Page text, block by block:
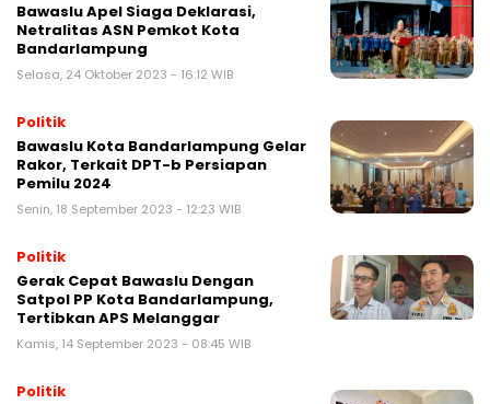
Bawaslu Apel Siaga Deklarasi,
Netralitas ASN Pemkot Kota
Bandarlampung
Selasa, 24 Oktober 2023 - 16:12 WIB
Politik
Bawaslu Kota Bandarlampung Gelar
Rakor, Terkait DPT-b Persiapan
Pemilu 2024
Senin, 18 September 2023 - 12:23 WIB
Politik
Gerak Cepat Bawaslu Dengan
Satpol PP Kota Bandarlampung,
Tertibkan APS Melanggar
Kamis, 14 September 2023 - 08:45 WIB
Politik